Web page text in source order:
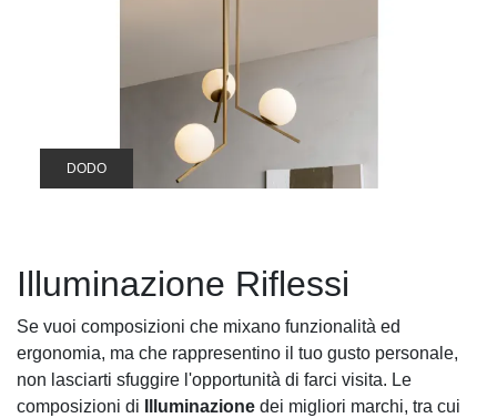
DODO
Illuminazione Riflessi
Se vuoi composizioni che mixano funzionalità ed
ergonomia, ma che rappresentino il tuo gusto personale,
non lasciarti sfuggire l'opportunità di farci visita. Le
composizioni di
Illuminazione dei migliori marchi, tra cui